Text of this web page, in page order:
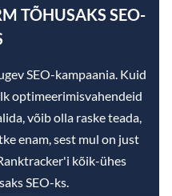
TÕHUSAKS SEO-
SEO-kampaania. Kuid
optimeerimisvahendeid
võib olla raske teada,
enam, sest mul on just
kõik-ühes
SEO-ks.